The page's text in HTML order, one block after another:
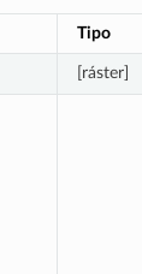
Tipo
[ráster]